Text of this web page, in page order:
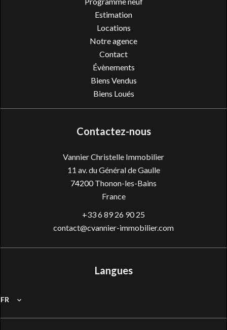
Estimation
Locations
Notre agence
Contact
Évènements
Biens Vendus
Biens Loués
Contactez-nous
Vannier Christelle Immobilier
11 av. du Général de Gaulle
74200Thonon-les-Bains
France
+33 6 89 26 90 25
contact@cvannier-immobilier.com
Langues
FR